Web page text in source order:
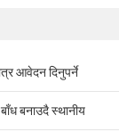
आवेदन दिनुपर्ने
बनाउदै स्थानीय